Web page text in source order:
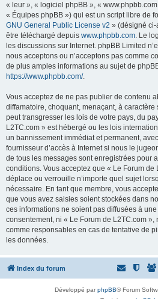
« leur », « logiciel phpBB », «
« Équipes phpBB ») qui est un script libre de
GNU General Public License v2 » (désigné ci-
être téléchargé depuis www.phpbb.com. Le
les discussions sur Internet. phpBB Limited
nous acceptons ou n’acceptons pas comme
de plus amples informations au sujet de
https://www.phpbb.com/.
Vous acceptez de ne pas publier de contenu
diffamatoire, choquant, menaçant, à
peut transgresser les lois de votre pays, du
L2TC.com » est hébergé ou les lois
un bannissement immédiat et permanent,
fournisseur d’accès à Internet si nous le
de tous les messages sont enregistrées pour
conditions. Vous acceptez que « Le Forum
déplace ou verrouille n’importe quel sujet
nécessaire. En tant que membre, vous
que vous avez saisies soient stockées dans
ces informations ne soient pas diffusées à
consentement, ni « Le Forum de L2TC.com
comme responsables en cas de tentative de
les données.
Index du forum
Développé parphpBB® Forum